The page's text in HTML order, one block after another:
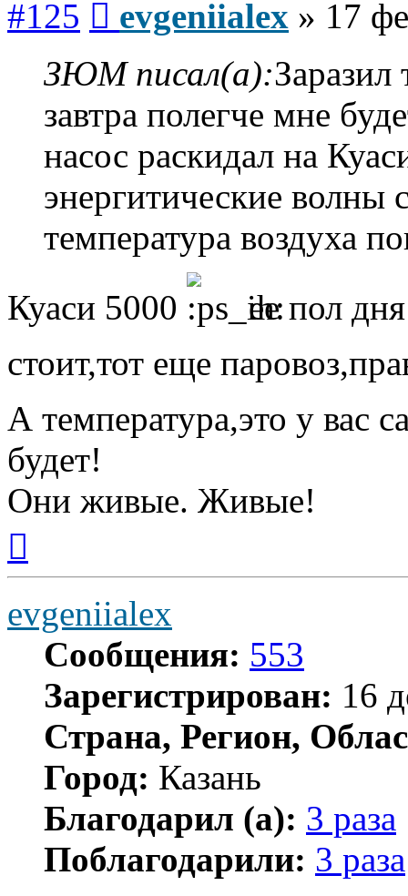
#125 evgeniialex » 17
ЗЮМ писал(а):
завтра полегче мне
насос раскидал на
энергитические
температура воздуха
Куаси 5000
ее пол
стоит,тот еще
А температура,это у вас
будет!
Они живые. Живые!
началу
evgeniialex
Сообщения: 553
Зарегистрирован: 16
Страна, Регион,
Город: Казань
Благодарил (а): 3 раза
Поблагодарили: 3 раза